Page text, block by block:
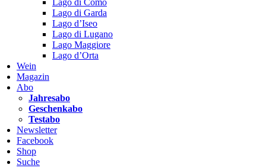
Lago di Como
Lago di Garda
Lago d’Iseo
Lago di Lugano
Lago Maggiore
Lago d’Orta
Wein
Magazin
Abo
Jahresabo
Geschenkabo
Testabo
Newsletter
Facebook
Shop
Suche